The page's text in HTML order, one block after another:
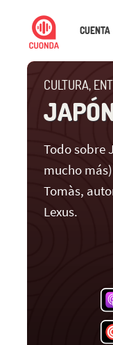
CUENTA
CULTURA,
Todo sobre
mucho
Tomàs,
Lexus.